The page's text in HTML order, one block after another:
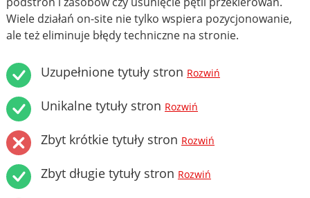
Wiele działań on-site nie tylko wspiera pozycjonowanie,
ale też eliminuje błędy techniczne na stronie.
Uzupełnione tytuły stron Rozwiń
Unikalne tytuły stron Rozwiń
Zbyt krótkie tytuły stron Rozwiń
Zbyt długie tytuły stron Rozwiń